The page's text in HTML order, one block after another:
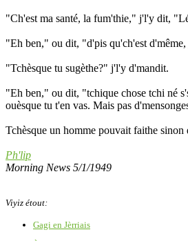
"Ch'est ma santé, la fum'thie," j'l'y dit,
"Eh ben," ou dit, "d'pis qu'ch'est
"Tchèsque tu sugèthe?" j'l'y d'mandit.
"Eh ben," ou dit, "tchique chose tchi né
ouèsque tu t'en vas. Mais pas
Tchèsque un homme pouvait faithe sinon
Ph'lip
Morning News 5/1/1949
Viyiz étout:
Gagi en Jèrriais